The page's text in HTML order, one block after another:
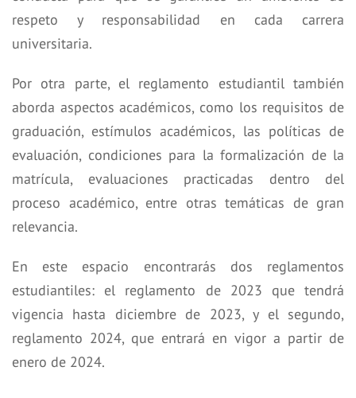
respeto y responsabilidad en cada carrera
universitaria.
Por otra parte, el reglamento estudiantil también
aborda aspectos académicos, como los requisitos de
graduación, estímulos académicos, las políticas de
evaluación, condiciones para la formalización de la
matrícula, evaluaciones practicadas dentro del
proceso académico, entre otras temáticas de gran
relevancia.
En este espacio encontrarás dos reglamentos
estudiantiles: el reglamento de 2023 que tendrá
vigencia hasta diciembre de 2023, y el segundo,
reglamento 2024, que entrará en vigor a partir de
enero de 2024.